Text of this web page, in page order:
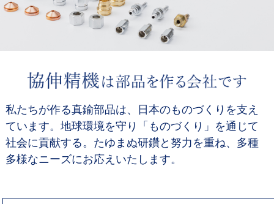
私たちが作る真鍮部品は、日本のものづくりを支え
ています。地球環境を守り「ものづくり」を通じて
社会に貢献する。たゆまぬ研鑽と努力を重ね、多種
多様なニーズにお応えいたします。